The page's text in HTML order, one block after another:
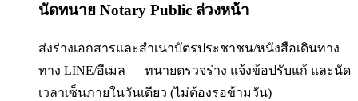
นัดทนาย Notary Public ล่วงหน้า
ส่งร่างเอกสารและสำเนาบัตรประชาชน/หนังสือเดินทาง
ทาง LINE/อีเมล — ทนายตรวจร่าง แจ้งข้อปรับแก้ และนัด
เวลาเซ็นภายในวันเดียว (ไม่ต้องรอข้ามวัน)